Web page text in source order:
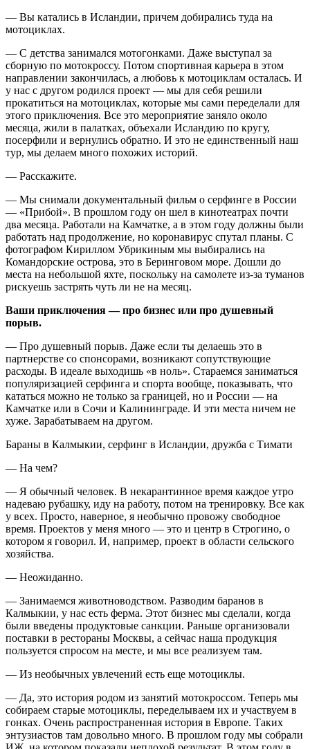
— Вы катались в Исландии, причем добирались туда на
мотоциклах.
— С детства занимался мотогонками. Даже выступал за
сборную по мотокроссу. Потом спортивная карьера в этом
направлении закончилась, а любовь к мотоциклам осталась. И
у нас с другом родился проект — мы для себя решили
прокатиться на мотоциклах, которые мы сами переделали для
этого приключения. Все это мероприятие заняло около
месяца, жили в палатках, объехали Исландию по кругу,
посерфили и вернулись обратно. И это не единственный наш
тур, мы делаем много похожих историй.
— Расскажите.
— Мы снимали документальный фильм о серфинге в России
— «Прибой». В прошлом году он шел в кинотеатрах почти
два месяца. Работали на Камчатке, а в этом году должны были
работать над продолжение, но коронавирус спутал планы. С
фотографом Кириллом Убрикиным мы выбирались на
Командорские острова, это в Беринговом море. Дошли до
места на небольшой яхте, поскольку на самолете из-за туманов
рискуешь застрять чуть ли не на месяц.
Ваши приключения — про бизнес или про душевный
порыв.
— Про душевный порыв. Даже если ты делаешь это в
партнерстве со спонсорами, возникают сопутствующие
расходы. В идеале выходишь «в ноль». Стараемся заниматься
популяризацией серфинга и спорта вообще, показывать, что
кататься можно не только за границей, но и России — на
Камчатке или в Сочи и Калининграде. И эти места ничем не
хуже. Зарабатываем на другом.
Бараны в Калмыкии, серфинг в Исландии, дружба с Тимати
— На чем?
— Я обычный человек. В некарантинное время каждое утро
надеваю рубашку, иду на работу, потом на тренировку. Все как
у всех. Просто, наверное, я необычно провожу свободное
время. Проектов у меня много — это и центр в Строгино, о
котором я говорил. И, например, проект в области сельского
хозяйства.
— Неожиданно.
— Занимаемся животноводством. Разводим баранов в
Калмыкии, у нас есть ферма. Этот бизнес мы сделали, когда
были введены продуктовые санкции. Раньше организовали
поставки в рестораны Москвы, а сейчас наша продукция
пользуется спросом на месте, и мы все реализуем там.
— Из необычных увлечений есть еще мотоциклы.
— Да, это история родом из занятий мотокроссом. Теперь мы
собираем старые мотоциклы, переделываем их и участвуем в
гонках. Очень распространенная история в Европе. Таких
энтузиастов там довольно много. В прошлом году мы собрали